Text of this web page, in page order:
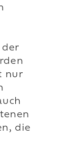
der
nur
die